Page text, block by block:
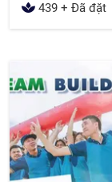
439 + Đã đặt